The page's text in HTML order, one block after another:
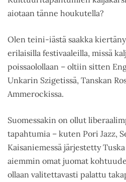
aiotaan tänne houkutella?
Olen teini-iästä saakka
erilaisilla festivaaleilla, missä
poissaolollaan – oltiin sitten
Unkarin Szigetissä, Tanskan
Ammerockissa.
Suomessakin on ollut
tapahtumia – kuten Pori Jazz,
Kaisaniemessä järjestetty
aiemmin omat juomat
ollaan valitettavasti palattu